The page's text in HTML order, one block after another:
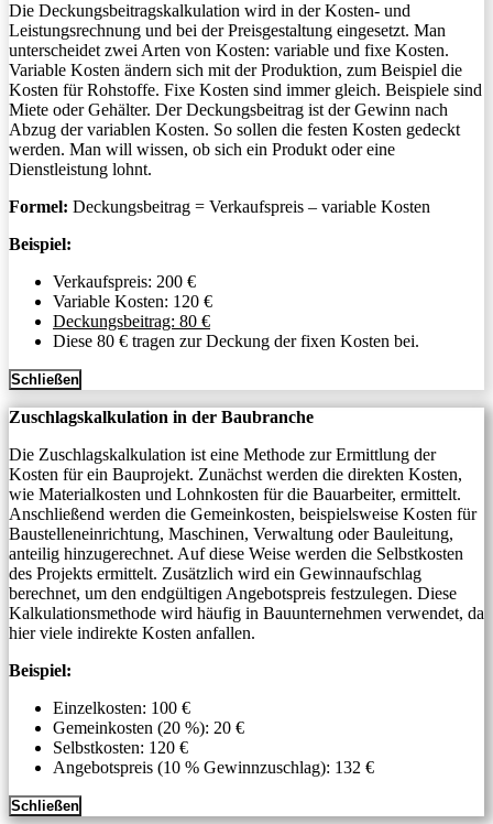
Die Deckungsbeitragskalkulation wird in der Kosten- und
Leistungsrechnung und bei der Preisgestaltung eingesetzt. Man
unterscheidet zwei Arten von Kosten: variable und fixe Kosten.
Variable Kosten ändern sich mit der Produktion, zum Beispiel die
Kosten für Rohstoffe. Fixe Kosten sind immer gleich. Beispiele sind
Miete oder Gehälter. Der Deckungsbeitrag ist der Gewinn nach
Abzug der variablen Kosten. So sollen die festen Kosten gedeckt
werden. Man will wissen, ob sich ein Produkt oder eine
Dienstleistung lohnt.
Formel: Deckungsbeitrag = Verkaufspreis – variable Kosten
Beispiel:
Verkaufspreis: 200 €
Variable Kosten: 120 €
Deckungsbeitrag: 80 €
Diese 80 € tragen zur Deckung der fixen Kosten bei.
Schließen
Zuschlagskalkulation in der Baubranche
Die Zuschlagskalkulation ist eine Methode zur Ermittlung der
Kosten für ein Bauprojekt. Zunächst werden die direkten Kosten,
wie Materialkosten und Lohnkosten für die Bauarbeiter, ermittelt.
Anschließend werden die Gemeinkosten, beispielsweise Kosten für
Baustelleneinrichtung, Maschinen, Verwaltung oder Bauleitung,
anteilig hinzugerechnet. Auf diese Weise werden die Selbstkosten
des Projekts ermittelt. Zusätzlich wird ein Gewinnaufschlag
berechnet, um den endgültigen Angebotspreis festzulegen. Diese
Kalkulationsmethode wird häufig in Bauunternehmen verwendet, da
hier viele indirekte Kosten anfallen.
Beispiel:
Einzelkosten: 100 €
Gemeinkosten (20 %): 20 €
Selbstkosten: 120 €
Angebotspreis (10 % Gewinnzuschlag): 132 €
Schließen